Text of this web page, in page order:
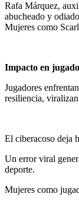
Rafa Márquez,
abucheado y
Mujeres como
Impacto en
Jugadores
resiliencia,
El ciberacoso deja
Un error viral
deporte.
Mujeres como